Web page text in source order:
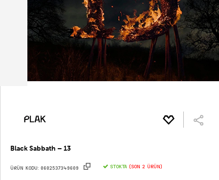
Black Sabbath – 13
ÜRÜN KODU: 0602537349609 STOKTA (Son 2 ürün)